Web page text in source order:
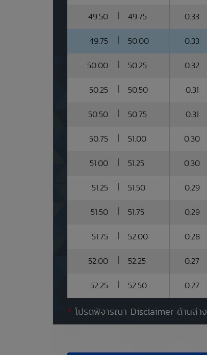
49.50 49.75 0.33
49.75 50.00 0.33
50.00 50.25 0.32
50.25 50.50 0.31
50.50 50.75 0.31
50.75 51.00 0.30
51.00 51.25 0.30
51.25 51.50 0.29
51.50 51.75 0.29
51.75 52.00 0.28
52.00 52.25 0.27
52.25 52.50 0.27
* โปรดพิจารณา Disclaimer ด้านล่าง